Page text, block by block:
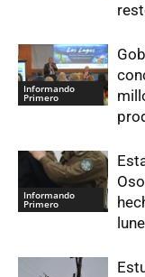
Informando
Primero
Informando
Primero